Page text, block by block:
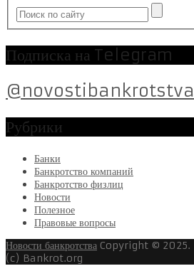
Подписка на Telegram
@novostibankrotstva
Рубрики
Банки
Банкротство компаний
Банкротство физлиц
Новости
Полезное
Правовые вопросы
Новости банкротства Copyright © 2025.
(c) Bankrot.org